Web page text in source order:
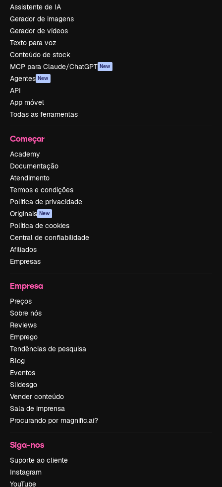
Assistente de IA
Gerador de imagens
Gerador de vídeos
Texto para voz
Conteúdo de stock
MCP para Claude/ChatGPT New
Agentes New
API
App móvel
Todas as ferramentas
Começar
Academy
Documentação
Atendimento
Termos e condições
Política de privacidade
Originais New
Política de cookies
Central de confiabilidade
Afiliados
Empresas
Empresa
Preços
Sobre nós
Reviews
Emprego
Tendências de pesquisa
Blog
Eventos
Slidesgo
Vender conteúdo
Sala de imprensa
Procurando por magnific.ai?
Siga-nos
Suporte ao cliente
Instagram
YouTube